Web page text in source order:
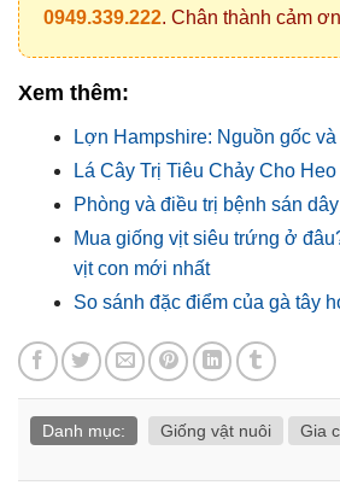
0949.339.222. Chân thành cảm
Xem thêm:
Lợn Hampshire: Nguồn gốc
Lá Cây Trị Tiêu Chảy Cho
Phòng và điều trị bệnh sán
Mua giống vịt siêu trứng ở
vịt con mới nhất
So sánh đặc điểm của gà tây
Danh mục: Giống vật nuôi Gia